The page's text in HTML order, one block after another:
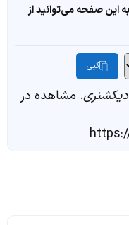
این صفحه می‌توانید از
کپی
. مشاهده در